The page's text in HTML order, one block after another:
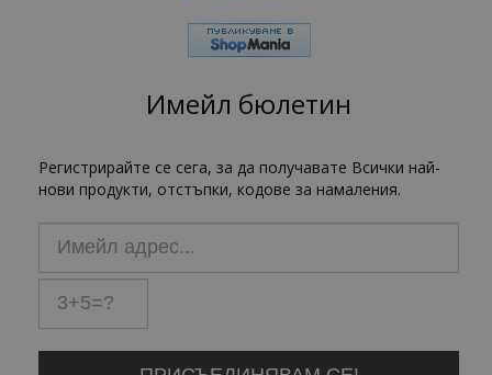
Имейл бюлетин
Регистрирайте се сега, за да получавате Всички най-
нови продукти, отстъпки, кодове за намаления.